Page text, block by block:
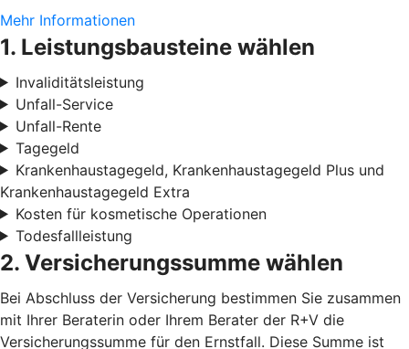
Mehr Informationen
1. Leistungsbausteine wählen
Invaliditätsleistung
Unfall-Service
Unfall-Rente
Tagegeld
Krankenhaustagegeld, Krankenhaustagegeld Plus und
Krankenhaustagegeld Extra
Kosten für kosmetische Operationen
Todesfallleistung
2. Versicherungssumme wählen
Bei Abschluss der Versicherung bestimmen Sie zusammen
mit Ihrer Beraterin oder Ihrem Berater der R+V die
Versicherungssumme für den Ernstfall. Diese Summe ist